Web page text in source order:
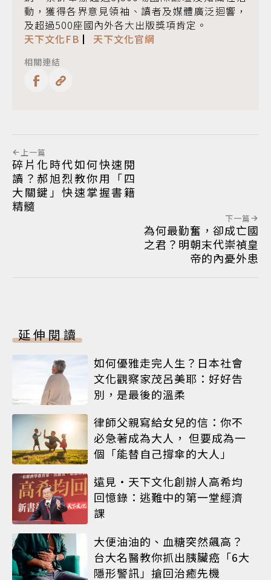
動，獲得各界意見領袖、讀者及媒體廣泛迴響，
及超過500座國內外各大出版獎項肯定。
天下文化FB ▏ 天下文化官網
相關連結
上一篇
碎片化時代如何快速閱
讀？郝旭烈教你用「四
大關鍵」快速掌握書籍
精髓
下一篇
為何最勤奮，卻成亡國
之君？明朝末代崇禎皇
帝的內憂外患
延伸閱讀
如何優雅走完人生？日本社會
文化觀察家茂呂美耶：好好告
別，是最後的溫柔
律師父親寫給女兒的信：你不
必急著成為大人， 但要成為一
個「能替自己撐傘的大人」
遠見‧天下文化創辦人高希均
回憶錄：逃難中的第一堂經濟
課
大便油油的、血糖突然飆高？
台大名醫教你抓出胰臟癌「6大
隱形警訊」搶回治癒先機